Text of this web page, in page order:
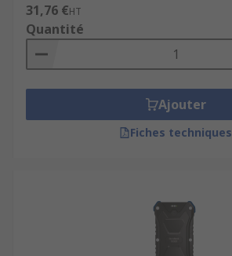
31,76 €HT
Quantité
Ajouter
Fiches techniques